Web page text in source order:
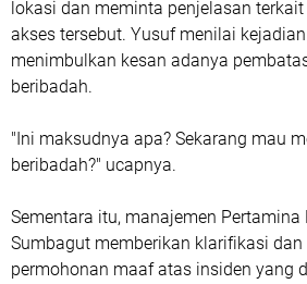
lokasi dan meminta penjelasan
akses tersebut. Yusuf menilai
menimbulkan kesan adanya
beribadah.
"Ini maksudnya apa? Sekarang mau
beribadah?" ucapnya.
Sementara itu, manajemen Pertamina
Sumbagut memberikan klarifikasi
permohonan maaf atas insiden yang